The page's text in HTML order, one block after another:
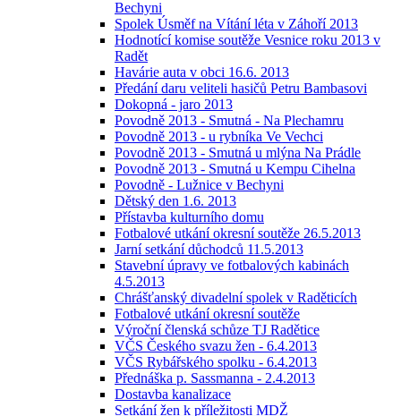
Bechyni
Spolek Úsměf na Vítání léta v Záhoří 2013
Hodnotící komise soutěže Vesnice roku 2013 v
Radět
Havárie auta v obci 16.6. 2013
Předání daru veliteli hasičů Petru Bambasovi
Dokopná - jaro 2013
Povodně 2013 - Smutná - Na Plechamru
Povodně 2013 - u rybníka Ve Vechci
Povodně 2013 - Smutná u mlýna Na Prádle
Povodně 2013 - Smutná u Kempu Cihelna
Povodně - Lužnice v Bechyni
Dětský den 1.6. 2013
Přístavba kulturního domu
Fotbalové utkání okresní soutěže 26.5.2013
Jarní setkání důchodců 11.5.2013
Stavební úpravy ve fotbalových kabinách
4.5.2013
Chrášťanský divadelní spolek v Raděticích
Fotbalové utkání okresní soutěže
Výroční členská schůze TJ Radětice
VČS Českého svazu žen - 6.4.2013
VČS Rybářského spolku - 6.4.2013
Přednáška p. Sassmanna - 2.4.2013
Dostavba kanalizace
Setkání žen k příležitosti MDŽ